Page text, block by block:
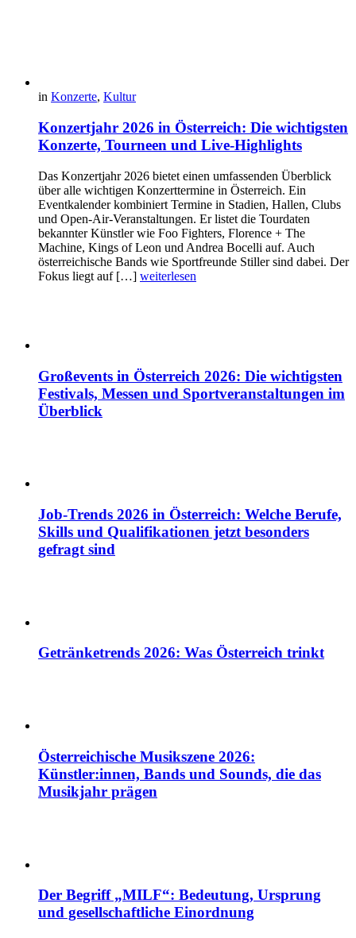
in Konzerte, Kultur
Konzertjahr 2026 in Österreich: Die wichtigsten
Konzerte, Tourneen und Live-Highlights
Das Konzertjahr 2026 bietet einen umfassenden Überblick
über alle wichtigen Konzerttermine in Österreich. Ein
Eventkalender kombiniert Termine in Stadien, Hallen, Clubs
und Open-Air-Veranstaltungen. Er listet die Tourdaten
bekannter Künstler wie Foo Fighters, Florence + The
Machine, Kings of Leon und Andrea Bocelli auf. Auch
österreichische Bands wie Sportfreunde Stiller sind dabei. Der
Fokus liegt auf […] weiterlesen
Großevents in Österreich 2026: Die wichtigsten
Festivals, Messen und Sportveranstaltungen im
Überblick
Job-Trends 2026 in Österreich: Welche Berufe,
Skills und Qualifikationen jetzt besonders
gefragt sind
Getränketrends 2026: Was Österreich trinkt
Österreichische Musikszene 2026:
Künstler:innen, Bands und Sounds, die das
Musikjahr prägen
Der Begriff „MILF“: Bedeutung, Ursprung
und gesellschaftliche Einordnung